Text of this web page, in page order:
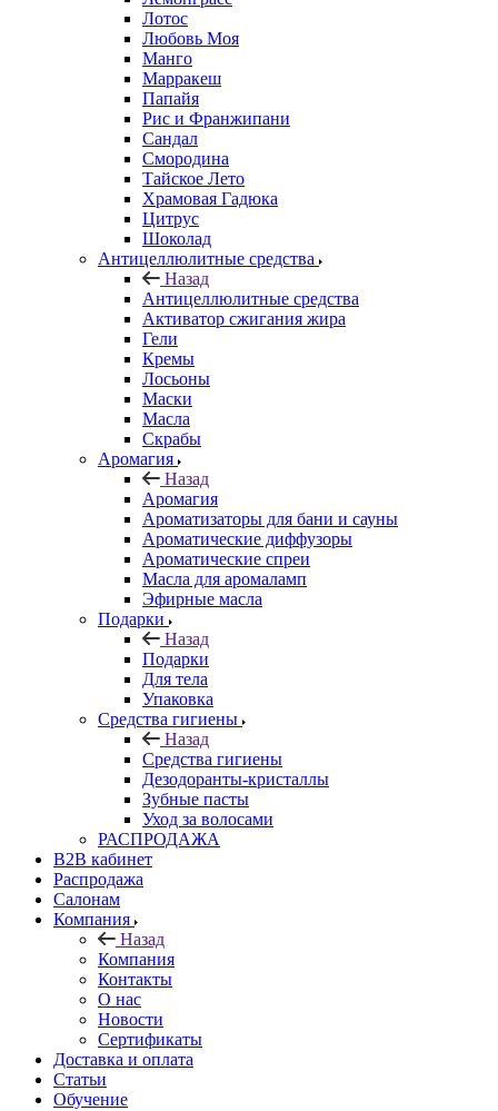
Лотос
Любовь Моя
Манго
Марракеш
Папайя
Рис и Франжипани
Сандал
Смородина
Тайское Лето
Храмовая Гадюка
Цитрус
Шоколад
Антицеллюлитные средства
Назад
Антицеллюлитные средства
Активатор сжигания жира
Гели
Кремы
Лосьоны
Маски
Масла
Скрабы
Аромагия
Назад
Аромагия
Ароматизаторы для бани и сауны
Ароматические диффузоры
Ароматические спреи
Масла для аромаламп
Эфирные масла
Подарки
Назад
Подарки
Для тела
Упаковка
Средства гигиены
Назад
Средства гигиены
Дезодоранты-кристаллы
Зубные пасты
Уход за волосами
РАСПРОДАЖА
B2B кабинет
Распродажа
Салонам
Компания
Назад
Компания
Контакты
О нас
Новости
Сертификаты
Доставка и оплата
Статьи
Обучение